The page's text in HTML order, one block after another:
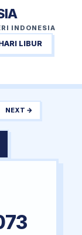
INDONESIA
LIBUR
NEXT →